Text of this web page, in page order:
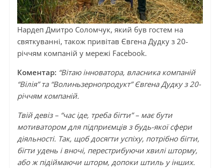
Нардеп Дмитро Соломчук, який був гостем на
святкуванні, також привітав Євгена Дудку з 20-
річчям компаній у мережі Facebook.
Коментар: “Вітаю інноватора, власника компаній
“Вілія” та “Волиньзернопродукт” Євгена Дудку з 20-
річчям компаній.
Твій девіз – “час іде, треба бігти” – має бути
мотиватором для підприємців з будь-якої сфери
діяльності. Так, щоб досягти успіху, потрібно бігти,
бігти удень і вночі, перестрибуючи хвилі шторму,
або ж підіймаючи шторм, допоки штиль у інших.